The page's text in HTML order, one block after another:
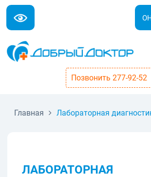
Позвонить 277-92-52
Главная Лабораторная
ЛАБОРАТОРНАЯ